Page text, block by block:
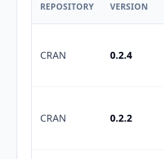
REPOSITORY VERSION
CRAN 0.2.4
CRAN 0.2.2